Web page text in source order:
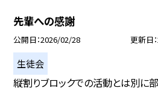
先輩への感謝
公開日 2026/02/28 更新日
生徒会
縦割りブロックでの活動とは別に